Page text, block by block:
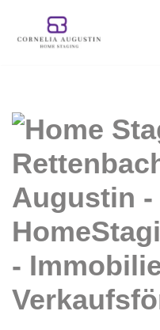
Zum